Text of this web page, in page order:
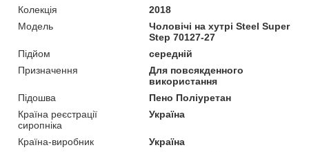
Колекція
2018
Мoдель
Чоловічі на хутрі Steel Super
Step 70127-27
Підйом
середній
Призначення
Для повсякденного
використання
Підошва
Пено Поліуретан
Країна реєстрації
сиропніка
Україна
Країна-виробник
Україна